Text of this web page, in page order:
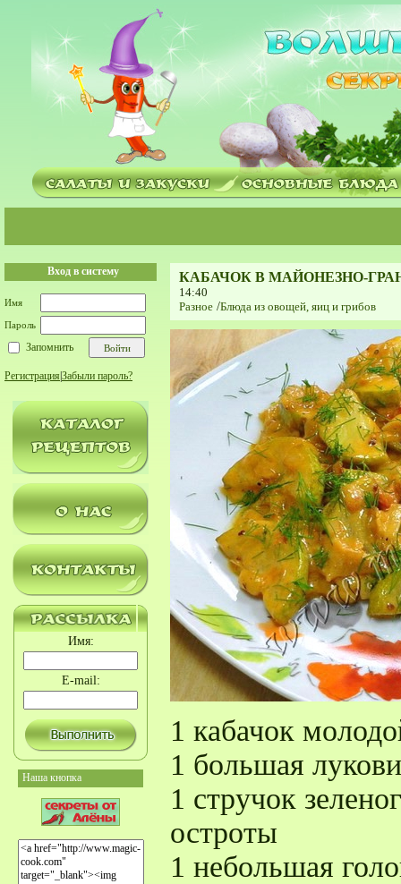
Вход в систему
Имя
Пароль
Запомнить
Регистрация Забыли пароль?
Имя:
E-mail:
Наша кнопка
КАБАЧОК В МАЙОНЕЗНО-
14:40
Разное /Блюда из овощей, яиц и грибов
1 кабачок
1 большая
1 стручок
остроты
1 небольшая